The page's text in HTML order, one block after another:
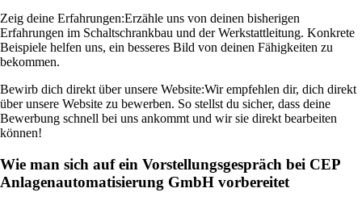
Zeig deine Erfahrungen:Erzähle uns von deinen bisherigen
Erfahrungen im Schaltschrankbau und der Werkstattleitung. Konkrete
Beispiele helfen uns, ein besseres Bild von deinen Fähigkeiten zu
bekommen.
Bewirb dich direkt über unsere Website:Wir empfehlen dir, dich direkt
über unsere Website zu bewerben. So stellst du sicher, dass deine
Bewerbung schnell bei uns ankommt und wir sie direkt bearbeiten
können!
Wie man sich auf ein Vorstellungsgespräch bei CEP
Anlagenautomatisierung GmbH vorbereitet